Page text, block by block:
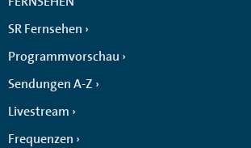
SR Fernsehen
Programmvorschau
Sendungen A-Z
Livestream
Frequenzen